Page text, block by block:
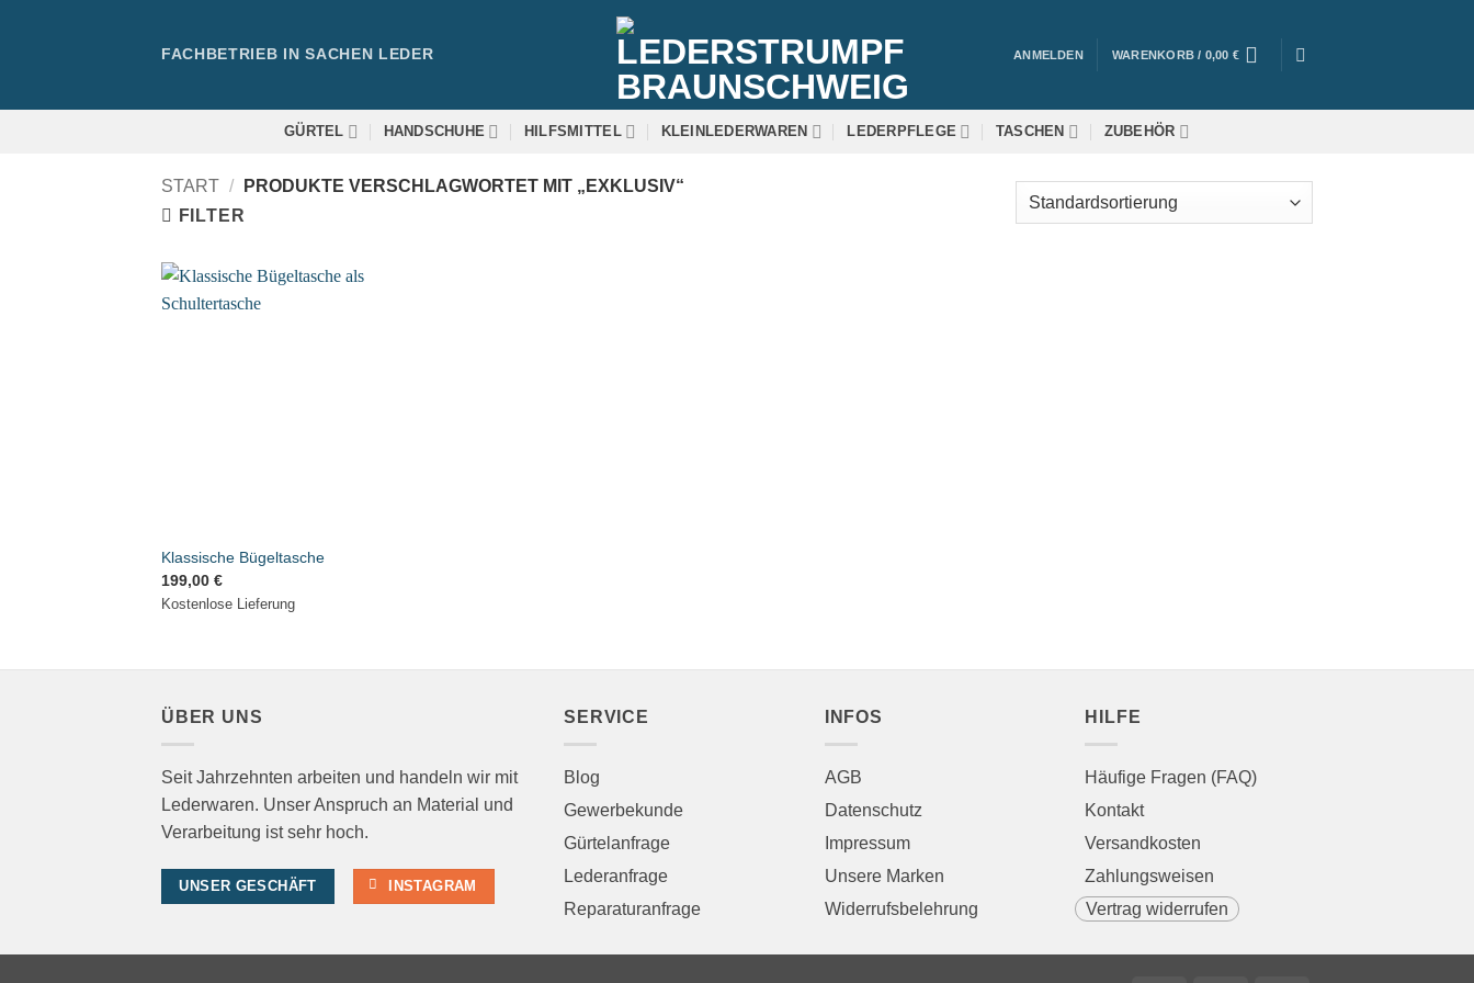
FACHBETRIEB IN SACHEN LEDER ANMELDEN WARENKORB / 0,00 €
GÜRTEL HANDSCHUHE HILFSMITTEL KLEINLEDERWAREN LEDERPFLEGE TASCHEN ZUBEHÖR
START /
PRODUKTE VERSCHLAGWORTET MIT „EXKLUSIV“
FILTER
Klassische Bügeltasche
199,00 €
Kostenlose Lieferung
ÜBER UNS
Seit Jahrzehnten arbeiten und handeln wir mit
Lederwaren. Unser Anspruch an Material und
Verarbeitung ist sehr hoch.
UNSER GESCHÄFT INSTAGRAM
SERVICE
Blog
Gewerbekunde
Gürtelanfrage
Lederanfrage
Reparaturanfrage
INFOS
AGB
Datenschutz
Impressum
Unsere Marken
Widerrufsbelehrung
HILFE
Häufige Fragen (FAQ)
Kontakt
Versandkosten
Zahlungsweisen
Vertrag widerrufen